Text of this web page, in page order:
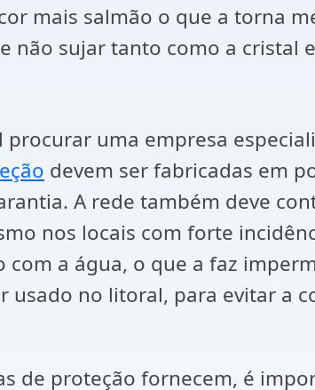
mais salmão o que a torna
não sujar tanto como a cristal
uma empresa
devem ser fabricadas em
A rede também deve
nos locais com forte
a água, o que a faz
no litoral, para evitar a
de proteção fornecem, é